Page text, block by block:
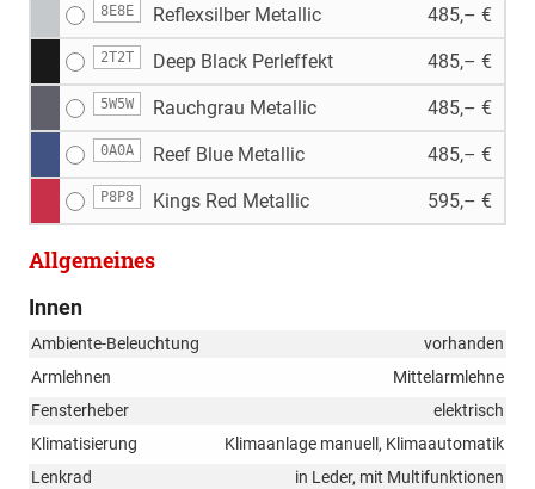
8E8E Reflexsilber Metallic 485,– €
2T2T Deep Black Perleffekt 485,– €
5W5W Rauchgrau Metallic 485,– €
0A0A Reef Blue Metallic 485,– €
P8P8 Kings Red Metallic 595,– €
Allgemeines
Innen
Ambiente-Beleuchtung
vorhanden
Armlehnen
Mittelarmlehne
Fensterheber
elektrisch
Klimatisierung
Klimaanlage manuell, Klimaautomatik
Lenkrad
in Leder, mit Multifunktionen